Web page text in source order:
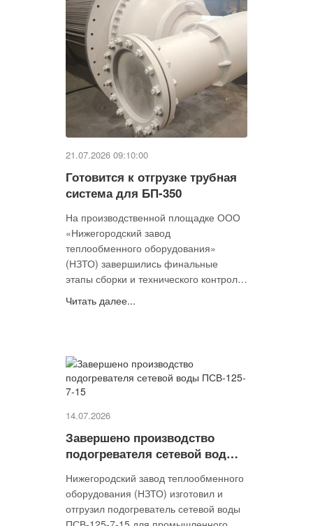
21.07.2026 09:10:00
Готовится к отгрузке трубная
система для БП-350
На производственной площадке ООО
«Нижегородский завод
теплообменного оборудования»
(НЗТО) завершились финальные
этапы сборки и технического контроля
Оборудование изготовлено по
Читать далее...
14.07.2026
Завершено производство
подогревателя сетевой воды
Нижегородский завод теплообменного
оборудования (НЗТО) изготовил и
отгрузил подогреватель сетевой воды